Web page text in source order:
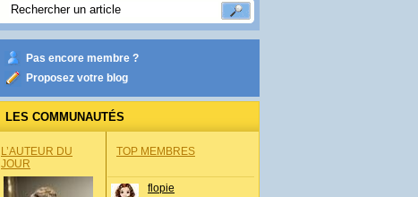
Pas encore membre ?
Proposez votre blog
LES COMMUNAUTÉS
L’AUTEUR DU
JOUR
TOP MEMBRES
flopie